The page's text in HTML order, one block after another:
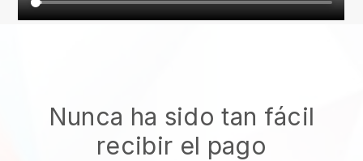
Nunca ha sido tan fácil
recibir el pago